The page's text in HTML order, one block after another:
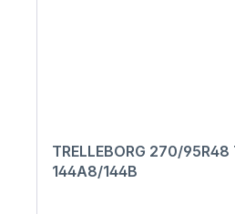
TRELLEBORG 270/
144A8/144B